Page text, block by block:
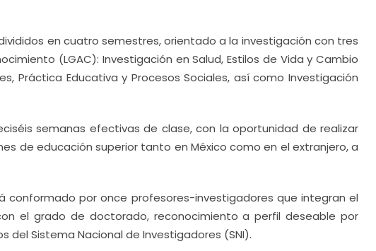
en cuatro semestres, orientado a la investigación con tres
(LGAC): Investigación en Salud, Estilos de Vida y Cambio
Práctica Educativa y Procesos Sociales, así como Investigación
semanas efectivas de clase, con la oportunidad de realizar
de educación superior tanto en México como en el extranjero, a
conformado por once profesores-investigadores que integran el
el grado de doctorado, reconocimiento a perfil deseable por
del Sistema Nacional de Investigadores (SNI).